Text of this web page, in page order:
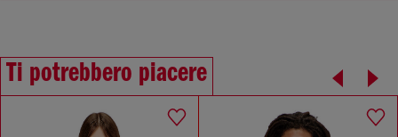
Ti potrebbero piacere